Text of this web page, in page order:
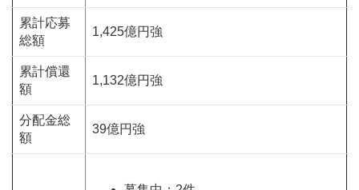
累計応募
総額
1,425億円強
累計償還
額
1,132億円強
分配金総
額
39億円強